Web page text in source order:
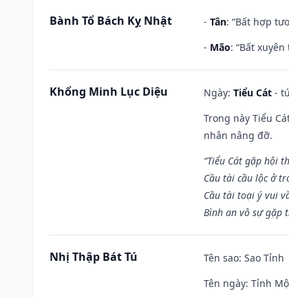
Bành Tổ Bách Kỵ Nhật - Tân: “Bất hợp
- Mão: “Bất
Khổng Minh Lục Diệu Ngày: Tiểu Cát -
Trong này Tiểu
nhân nâng đỡ.
“Tiểu Cát gặp hội
Cầu tài cầu lộc ở
Cầu tài toại ý vui
Bình an vô sự gặp
Nhị Thập Bát Tú Tên sao: Sao Tỉnh
Tên ngày: Tỉnh